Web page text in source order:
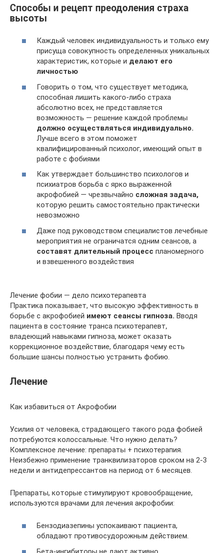
Способы и рецепт преодоления страха
высоты
Каждый человек индивидуальность и только ему
присуща совокупность определенных уникальных
характеристик, которые и делают его
личностью
Говорить о том, что существует методика,
способная лишить какого-либо страха
абсолютно всех, не представляется
возможность — решение каждой проблемы
должно осуществляться индивидуально.
Лучше всего в этом поможет
квалифицированный психолог, имеющий опыт в
работе с фобиями
Как утверждает большинство психологов и
психиатров борьба с ярко выраженной
акрофобией — чрезвычайно сложная задача,
которую решить самостоятельно практически
невозможно
Даже под руководством специалистов лечебные
мероприятия не ограничатся одним сеансов, а
составят длительный процесс планомерного
и взвешенного воздействия
Лечение фобии — дело психотерапевта
Практика показывает, что высокую эффективность в
борьбе с акрофобией имеют сеансы гипноза. Вводя
пациента в состояние транса психотерапевт,
владеющий навыками гипноза, может оказать
коррекционное воздействие, благодаря чему есть
большие шансы полностью устранить фобию.
Лечение
Как избавиться от Акрофобии
Усилия от человека, страдающего такого рода фобией
потребуются колоссальные. Что нужно делать?
Комплексное лечение: препараты + психотерапия.
Неизбежно применение транквилизаторов сроком на 2-3
недели и антидепрессантов на период от 6 месяцев.
Препараты, которые стимулируют кровообращение,
используются врачами для лечения акрофобии:
Бензодиазепины успокаивают пациента,
обладают противосудорожным действием.